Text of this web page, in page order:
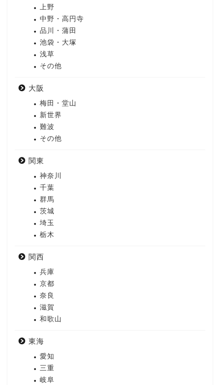
上野
中野・高円寺
品川・蒲田
池袋・大塚
浅草
その他
大阪
梅田・堂山
新世界
難波
その他
関東
神奈川
千葉
群馬
茨城
埼玉
栃木
関西
兵庫
京都
奈良
滋賀
和歌山
東海
愛知
三重
岐阜